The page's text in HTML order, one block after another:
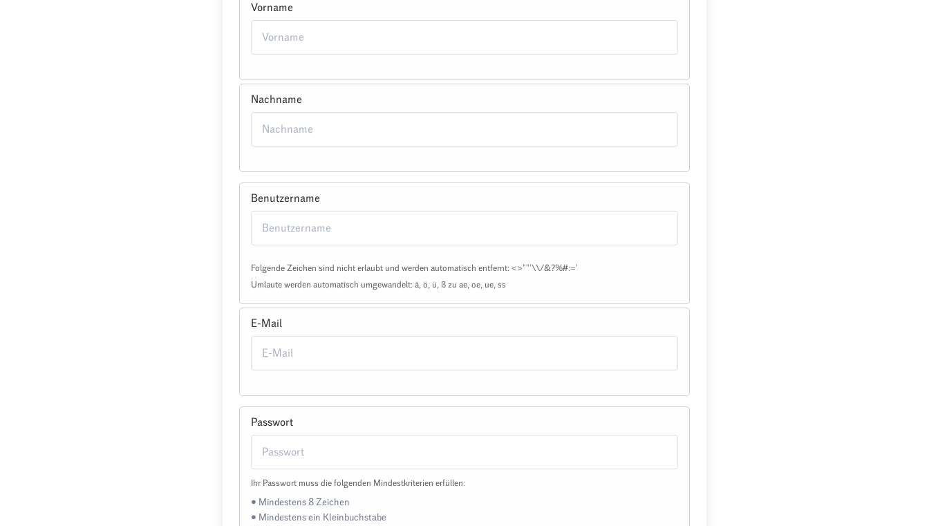
Vorname
Nachname
Benutzername
Folgende Zeichen sind nicht erlaubt und werden automatisch entfernt: <>""'\\/&?%#:='
Umlaute werden automatisch umgewandelt: ä, ö, ü, ß zu ae, oe, ue, ss
E-Mail
Passwort
Ihr Passwort muss die folgenden Mindestkriterien erfüllen:
• Mindestens 8 Zeichen
• Mindestens ein Kleinbuchstabe